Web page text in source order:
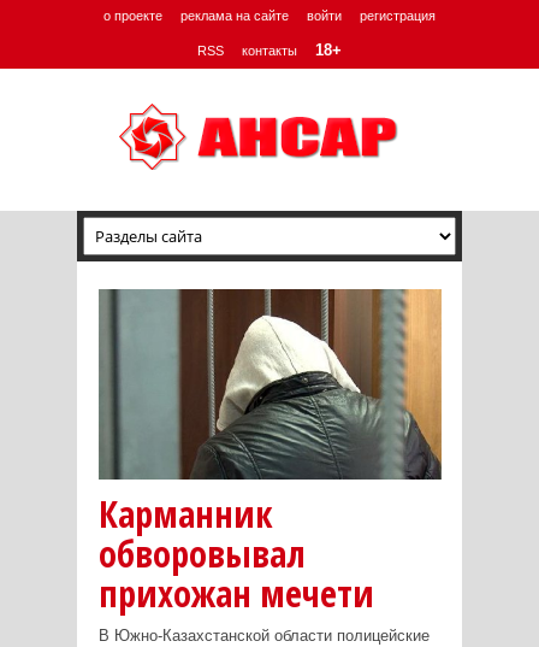
о проекте реклама на сайте войти регистрация
RSS контакты 18+
Карманник
обворовывал
прихожан мечети
В Южно-Казахстанской области полицейские